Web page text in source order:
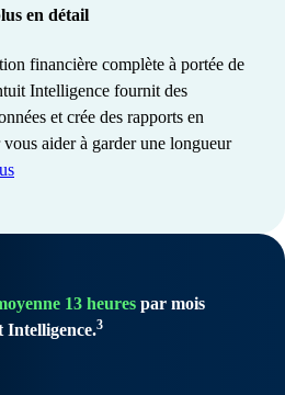
en détail
financière complète à portée de
Intelligence fournit des
et crée des rapports en
aider à garder une longueur
13 heures par mois
Intelligence.3